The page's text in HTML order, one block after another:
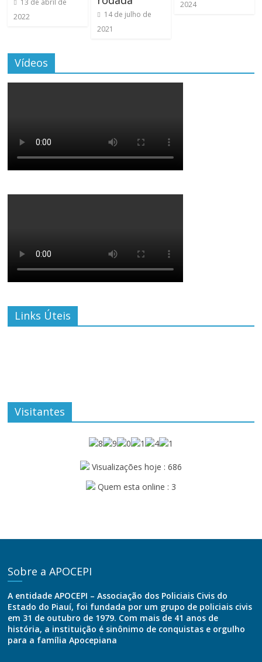
13 de abril de
2022
14 de julho de
2021
2024
Vídeos
Links Úteis
Visitantes
Visualizações hoje : 686
Quem esta online : 3
Sobre a APOCEPI
A entidade APOCEPI – Associação dos Policiais Civis do
Estado do Piauí, foi fundada por um grupo de policiais civis
em 31 de outubro de 1979. Com mais de 41 anos de
história, a instituição é sinônimo de conquistas e orgulho
para a família Apocepiana